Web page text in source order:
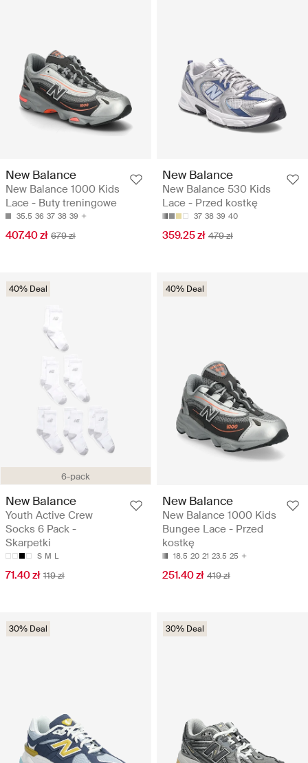
New Balance
New Balance 1000 Kids
Lace - Buty treningowe
35.5 36 37 38 39
407.40 zł 679 zł
New Balance
New Balance 530 Kids
Lace - Przed kostkę
37 38 39 40
359.25 zł 479 zł
6-pack
40% Deal
New Balance
Youth Active Crew
Socks 6 Pack -
Skarpetki
S M L
71.40 zł 119 zł
40% Deal
New Balance
New Balance 1000 Kids
Bungee Lace - Przed
kostkę
18.5 20 21 23.5 25
251.40 zł 419 zł
30% Deal 30% Deal